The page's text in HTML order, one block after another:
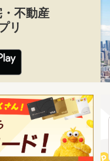
不動産
リ